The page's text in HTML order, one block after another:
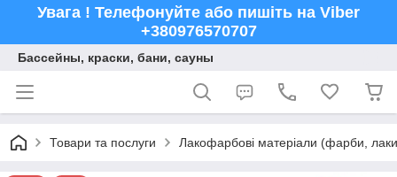
Увага ! Телефонуйте або пишіть на Viber
+380976570707
Бассейны, краски, бани, сауны
Товари та послуги Лакофарбові матеріали (фарби,